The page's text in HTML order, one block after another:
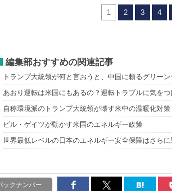
1 2 3 4
編集部おすすめの関連記事
トランプ大統領が何と言おうと、中国に頼るグリーン
あおり運転は米国にもあるの？運転トラブルに気をつ
自称環境派のトランプ大統領が壊す米中の温暖化対策
ビル・ゲイツが動かす米国のエネルギー政策
世界最低レベルの日本のエネルギー安全保障はさらに
ックナンバー